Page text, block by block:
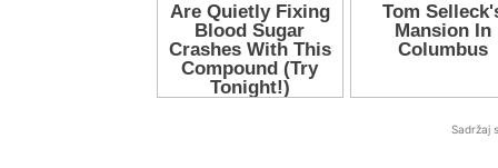
Sadržaj